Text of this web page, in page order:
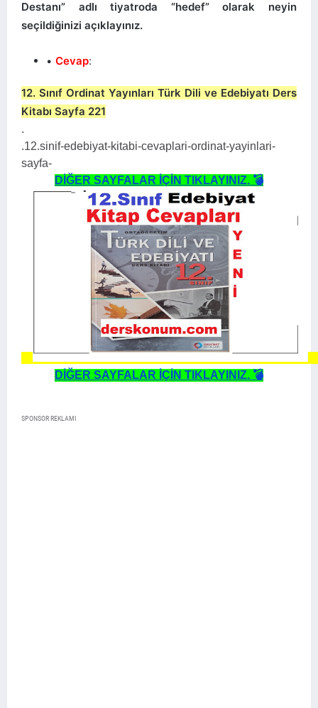
Destanı” adlı tiyatroda “hedef” olarak neyin
seçildiğinizi açıklayınız.
Cevap:
12. Sınıf Ordinat Yayınları Türk Dili ve Edebiyatı Ders
Kitabı Sayfa 221
.
.12.sinif-edebiyat-kitabi-cevaplari-ordinat-yayinlari-
sayfa-
DİĞER SAYFALAR İÇİN TIKLAYINIZ. 💣
DİĞER SAYFALAR İÇİN TIKLAYINIZ. 💣
SPONSOR REKLAMI